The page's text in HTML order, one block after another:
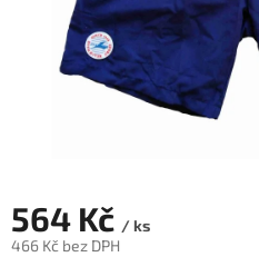
564 Kč / ks
466 Kč bez DPH